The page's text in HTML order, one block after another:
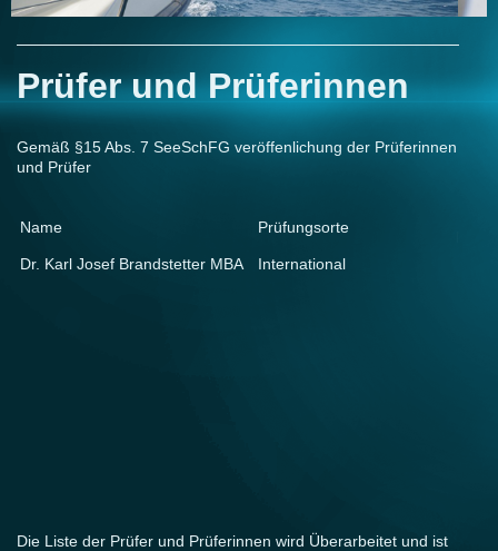
Prüfer und Prüferinnen
Gemäß §15 Abs. 7 SeeSchFG veröffenlichung der Prüferinnen
und Prüfer
Name Prüfungsorte
Dr. Karl Josef Brandstetter MBA
International
Die Liste der Prüfer und Prüferinnen wird Überarbeitet und ist